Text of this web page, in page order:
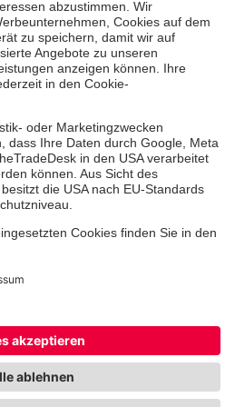
Ehrenamt
Jugend
Datenschutz Barrierefreiheit
Widerruf